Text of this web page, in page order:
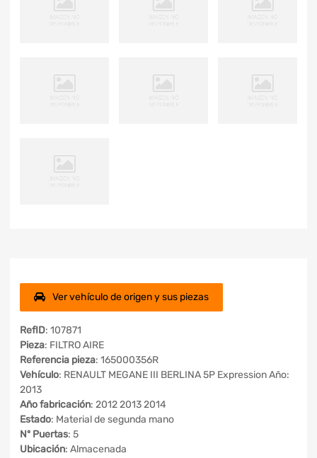
Ver vehículo de origen y sus piezas
RefID: 107871
Pieza: FILTRO AIRE
Referencia pieza: 165000356R
Vehículo: RENAULT MEGANE III BERLINA 5P Expression Año:
2013
Año fabricación: 2012 2013 2014
Estado: Material de segunda mano
Nº Puertas: 5
Ubicación: Almacenada